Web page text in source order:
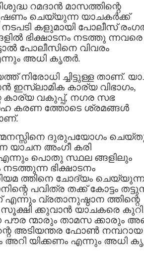
റമദാൻ മാസത്തിന്റെ
ചെയ്യുന്ന യാചകർക്ക്
കളുമായി പോലീസ്
ഭിക്ഷാടനം നടത്തു ന്നവരെ
പോലീസിനെ വിവരം
അധി കൃതർ.
നിരോധി ച്ചിട്ടുള്ള താണ്.
ഇസ്‌ലാമിക കാര്യ വിഭാഗം,
കാര്യ വകുപ്പ്, നഗര സഭ
കരണ ത്തോടെ ശ്രമങ്ങൾ
ദുരുപയോഗം
യാചന അംഗീ കരി
എന്നും പൊതു സ്ഥല ങ്ങളിലും
ഭിക്ഷാടനം
ത്തിനെ ചോദ്യം ചെയ്യുന്ന
പവിത്ര തക്ക് കോട്ടം
വ്രതാനുഷ്ഠാന ത്തിന്റെ
ക്കുവാൻ യാചകരെ
പൗര ന്മാരും താമസ ക്കാരും
അടിയന്തര ഫോൺ നമ്പറായ
അറി യിക്കണം എന്നും അധി